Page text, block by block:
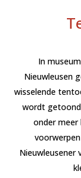
In
Nieuwleusen
wisselende
wordt
onder meer
Nieuwleusener